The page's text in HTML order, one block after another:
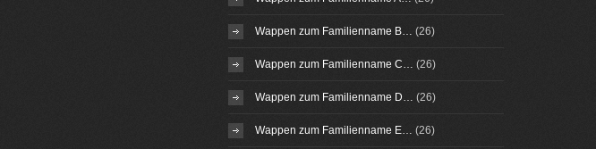
Wappen zum Familienname B… (26)
Wappen zum Familienname C… (26)
Wappen zum Familienname D… (26)
Wappen zum Familienname E… (26)